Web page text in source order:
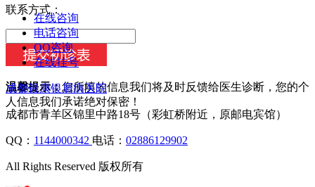
今天日期：
联系方式：
温馨提示：您所填的信息我们将及时反馈给医生诊断，您的个
人信息我们承诺绝对保密！
在线咨询
电话咨询
QQ咨询
在线挂号
成都银康银屑病医院
成都市青羊区锦里中路18号（彩虹桥附近，原邮电宾馆）
QQ： 1144000342 电话： 02886129902
All Rights Reserved 版权所有